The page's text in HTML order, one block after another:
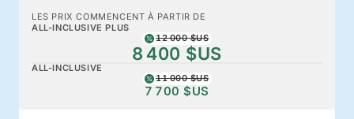
LES PRIX COMMENCENT À PARTIR DE
ALL-INCLUSIVE PLUS
12 000 $US
8 400 $US
ALL-INCLUSIVE
11 000 $US
7 700 $US